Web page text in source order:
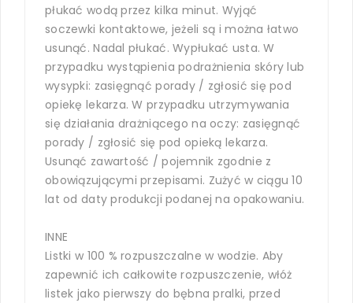
płukać wodą przez kilka minut. Wyjąć
soczewki kontaktowe, jeżeli są i można łatwo
usunąć. Nadal płukać. Wypłukać usta. W
przypadku wystąpienia podrażnienia skóry lub
wysypki: zasięgnąć porady / zgłosić się pod
opiekę lekarza. W przypadku utrzymywania
się działania drażniącego na oczy: zasięgnąć
porady / zgłosić się pod opieką lekarza.
Usunąć zawartość / pojemnik zgodnie z
obowiązującymi przepisami. Zużyć w ciągu 10
lat od daty produkcji podanej na opakowaniu.
INNE
Listki w 100 % rozpuszczalne w wodzie. Aby
zapewnić ich całkowite rozpuszczenie, włóż
listek jako pierwszy do bębna pralki, przed